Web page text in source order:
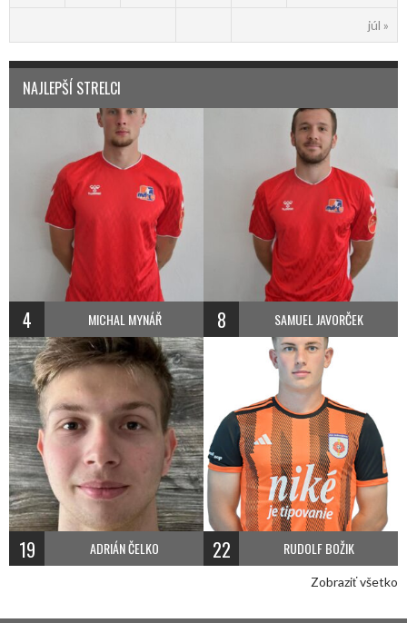
júl »
NAJLEPŠÍ STRELCI
4 MICHAL MYNÁŘ 8 SAMUEL JAVORČEK
19 ADRIÁN ČELKO 22 RUDOLF BOŽIK
Zobraziť všetko